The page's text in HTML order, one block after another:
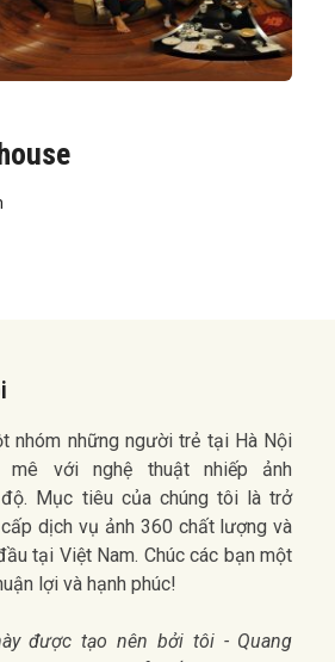
nhóm những người trẻ tại Hà Nội
mê với nghệ thuật nhiếp ảnh
độ. Mục tiêu của chúng tôi là trở
dịch vụ ảnh 360 chất lượng và
tại Việt Nam. Chúc các bạn một
lợi và hạnh phúc!
được tạo nên bởi tôi - Quang